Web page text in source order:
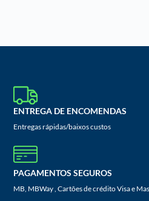
ENTREGA DE ENCOMENDAS
Entregas rápidas/baixos custos
PAGAMENTOS SEGUROS
MB, MBWay , Cartões de crédito Visa e